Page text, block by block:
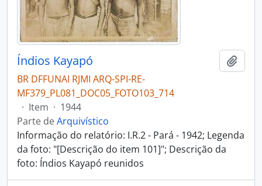
Índios Kayapó
BR DFFUNAI RJMI ARQ-SPI-RE-
MF379_PL081_DOC05_FOTO103_714
· Item · 1944
Parte deArquivístico
Informação do relatório: I.R.2 - Pará - 1942; Legenda
da foto: "[Descrição do item 101]"; Descrição da
foto: Índios Kayapó reunidos